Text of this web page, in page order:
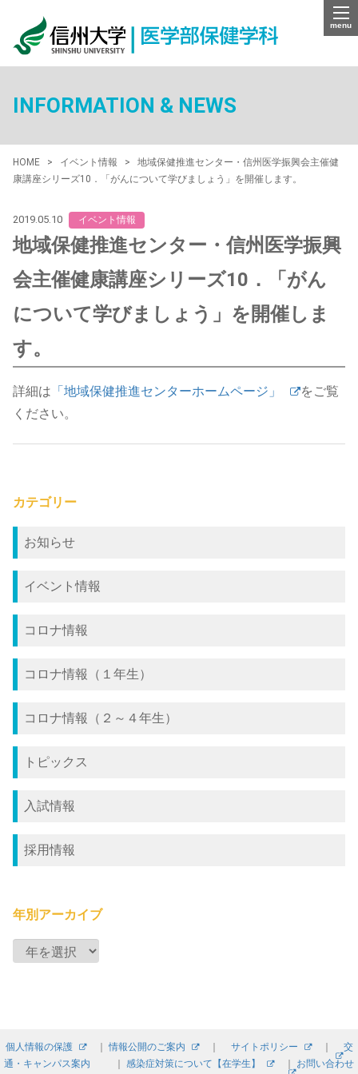
menu
INFORMATION & NEWS
HOME イベント情報
地域保健推進センター・信州医学振興会主催健
康講座シリーズ10．「がんについて学びましょう」を開催します。
2019.05.10 イベント情報
地域保健推進センター・信州医学振興
会主催健康講座シリーズ10．「がん
について学びましょう」を開催しま
す。
詳細は 「地域保健推進センターホームページ」
をご覧
ください。
カテゴリー
お知らせ
イベント情報
コロナ情報
コロナ情報（１年生）
コロナ情報（２～４年生）
トピックス
入試情報
採用情報
年別アーカイブ
個人情報の保護 ｜情報公開のご案内 ｜ サイトポリシー ｜ 交
通・キャンパス案内
感染症対策について【在学生】 お問い合わせ